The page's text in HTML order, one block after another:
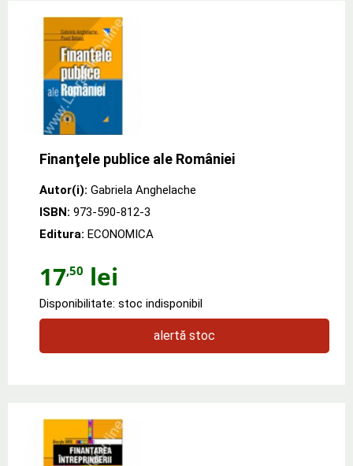
Finanţele publice ale României
Autor(i): Gabriela Anghelache
ISBN: 973-590-812-3
Editura: ECONOMICA
17,50 lei
Disponibilitate: stoc indisponibil
alertă stoc